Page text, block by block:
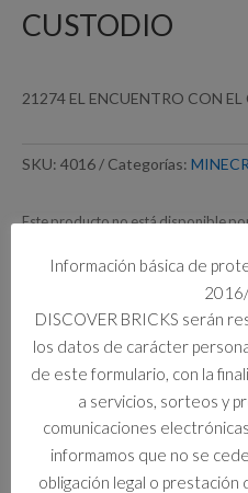
CUSTODIO
21274 EL ENCUENTRO CON
SKU: 4016 Categorías:
Este producto no está disponible
Información adicional
Información
Formato
Set
Información básica de
DISCOVER BRICKS serán
los datos de carácter
de este formulario, con la
a servicios, sorteos y
comunicaciones
informamos que no se
obligación legal o prestación